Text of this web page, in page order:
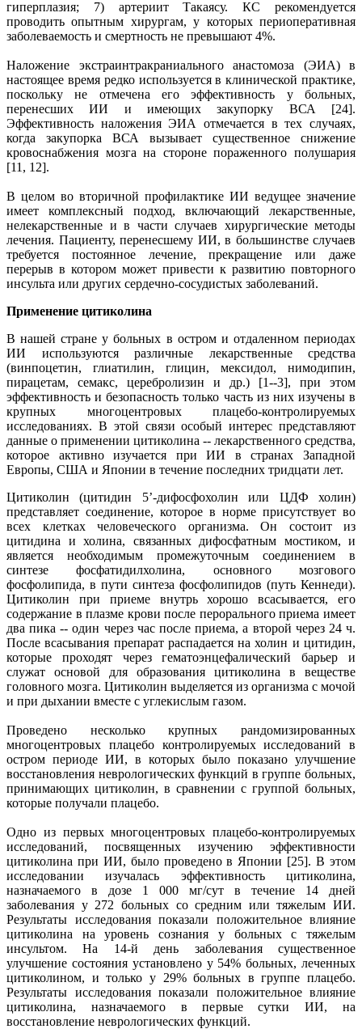
гиперплазия; 7) артериит Такаясу. КС рекомендуется
проводить опытным хирургам, у которых периоперативная
заболеваемость и смертность не превышают 4%.
Наложение экстраинтракраниального анастомоза (ЭИА) в
настоящее время редко используется в клинической практике,
поскольку не отмечена его эффективность у больных,
перенесших ИИ и имеющих закупорку ВСА [24].
Эффективность наложения ЭИА отмечается в тех случаях,
когда закупорка ВСА вызывает существенное снижение
кровоснабжения мозга на стороне пораженного полушария
[11, 12].
В целом во вторичной профилактике ИИ ведущее значение
имеет комплексный подход, включающий лекарственные,
нелекарственные и в части случаев хирургические методы
лечения. Пациенту, перенесшему ИИ, в большинстве случаев
требуется постоянное лечение, прекращение или даже
перерыв в котором может привести к развитию повторного
инсульта или других сердечно-сосудистых заболеваний.
Применение цитиколина
В нашей стране у больных в остром и отдаленном периодах
ИИ используются различные лекарственные средства
(винпоцетин, глиатилин, глицин, мексидол, нимодипин,
пирацетам, семакс, церебролизин и др.) [1--3], при этом
эффективность и безопасность только часть из них изучены в
крупных многоцентровых плацебо-контролируемых
исследованиях. В этой связи особый интерес представляют
данные о применении цитиколина -- лекарственного средства,
которое активно изучается при ИИ в странах Западной
Европы, США и Японии в течение последних тридцати лет.
Цитиколин (цитидин 5’-дифосфохолин или ЦДФ холин)
представляет соединение, которое в норме присутствует во
всех клетках человеческого организма. Он состоит из
цитидина и холина, связанных дифосфатным мостиком, и
является необходимым промежуточным соединением в
синтезе фосфатидилхолина, основного мозгового
фосфолипида, в пути синтеза фосфолипидов (путь Кеннеди).
Цитиколин при приеме внутрь хорошо всасывается, его
содержание в плазме крови после перорального приема имеет
два пика -- один через час после приема, а второй через 24 ч.
После всасывания препарат распадается на холин и цитидин,
которые проходят через гематоэнцефалический барьер и
служат основой для образования цитиколина в веществе
головного мозга. Цитиколин выделяется из организма с мочой
и при дыхании вместе с углекислым газом.
Проведено несколько крупных рандомизированных
многоцентровых плацебо контролируемых исследований в
остром периоде ИИ, в которых было показано улучшение
восстановления неврологических функций в группе больных,
принимающих цитиколин, в сравнении с группой больных,
которые получали плацебо.
Одно из первых многоцентровых плацебо-контролируемых
исследований, посвященных изучению эффективности
цитиколина при ИИ, было проведено в Японии [25]. В этом
исследовании изучалась эффективность цитиколина,
назначаемого в дозе 1 000 мг/сут в течение 14 дней
заболевания у 272 больных со средним или тяжелым ИИ.
Результаты исследования показали положительное влияние
цитиколина на уровень сознания у больных с тяжелым
инсультом. На 14-й день заболевания существенное
улучшение состояния установлено у 54% больных, леченных
цитиколином, и только у 29% больных в группе плацебо.
Результаты исследования показали положительное влияние
цитиколина, назначаемого в первые сутки ИИ, на
восстановление неврологических функций.